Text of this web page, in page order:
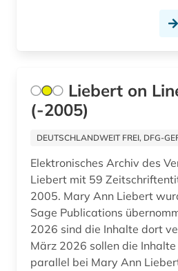
lebensführung (2)
lehrfilm (1)
lehrmaterial (1)
lehrmittel (6)
lernmaterial (1)
lernplattform (2)
Liebert on
(-2005)
DEUTSCHLANDWEIT FREI, DFG-
Elektronisches Archiv des
Liebert mit 59
2005. Mary Ann Liebert
Sage Publications
2026 sind die Inhalte dort
März 2026 sollen die
parallel bei Mary Ann